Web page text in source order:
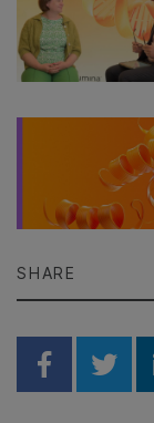
SHARE
Share on